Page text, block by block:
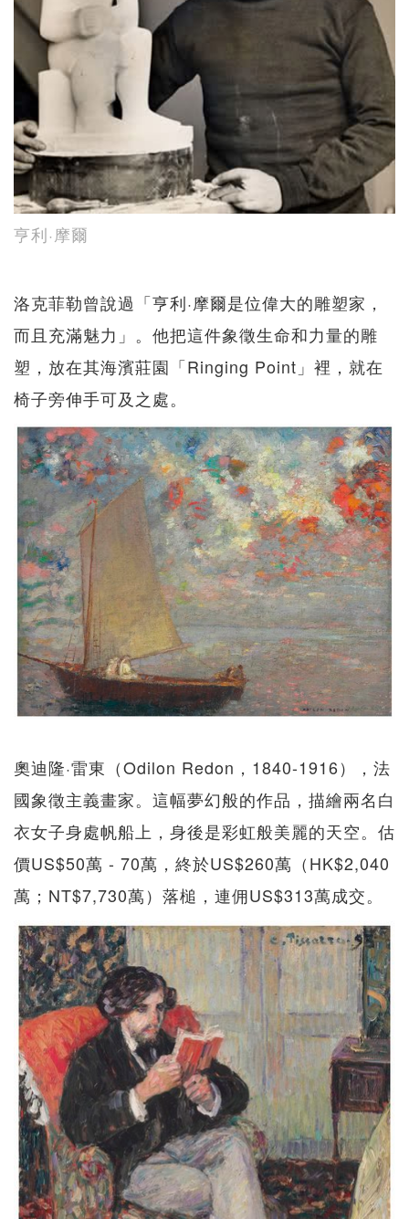
亨利·摩爾
洛克菲勒曾說過「亨利·摩爾是位偉大的雕塑家，
而且充滿魅力」。他把這件象徵生命和力量的雕
塑，放在其海濱莊園「Ringing Point」裡，就在
椅子旁伸手可及之處。
奧迪隆·雷東（Odilon Redon，1840-1916），法
國象徵主義畫家。這幅夢幻般的作品，描繪兩名白
衣女子身處帆船上，身後是彩虹般美麗的天空。估
價US$50萬 - 70萬，終於US$260萬（HK$2,040
萬；NT$7,730萬）落槌，連佣US$313萬成交。